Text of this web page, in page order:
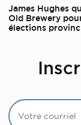
James Hughes
Old Brewery
élections